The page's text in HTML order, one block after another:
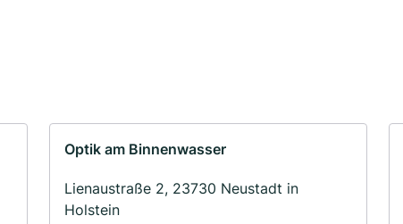
Optik am Binnenwasser
Lienaustraße 2, 23730 Neustadt in
Holstein